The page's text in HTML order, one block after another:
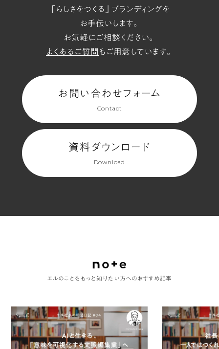
「らしさをつくる」ブランディングを
お手伝いします。
お気軽にご相談ください。
よくあるご質問 もご用意しています。
お問い合わせフォーム
Contact
資料ダウンロード
Download
エルのことをもっと知りたい方へのおすすめ記事